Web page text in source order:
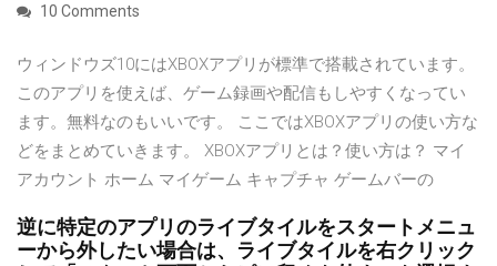
10 Comments
ウィンドウズ10にはXBOXアプリが標準で搭載されています。
このアプリを使えば、ゲーム録画や配信もしやすくなってい
ます。無料なのもいいです。 ここではXBOXアプリの使い方な
どをまとめていきます。 XBOXアプリとは？使い方は？ マイ
アカウント ホーム マイゲーム キャプチャ ゲームバーの
逆に特定のアプリのライブタイルをスタートメニュ
ーから外したい場合は、ライブタイルを右クリック